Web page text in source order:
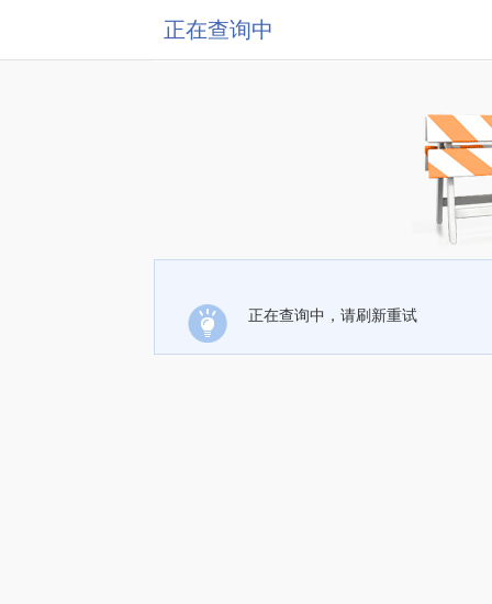
正在查询中
正在查询中，请刷新重试